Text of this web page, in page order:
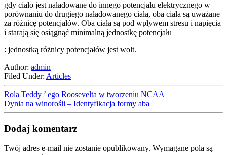
gdy ciało jest naładowane do innego potencjału elektrycznego w
porównaniu do drugiego naładowanego ciała, oba ciała są uważane
za różnicę potencjałów. Oba ciała są pod wpływem stresu i napięcia
i starają się osiągnąć minimalną jednostkę potencjału
: jednostką różnicy potencjałów jest wolt.
Author: admin
Filed Under: Articles
Rola Teddy ’ ego Roosevelta w tworzeniu NCAA
Dynia na winorośli – Identyfikacja formy aba
Dodaj komentarz
Twój adres e-mail nie zostanie opublikowany. Wymagane pola są